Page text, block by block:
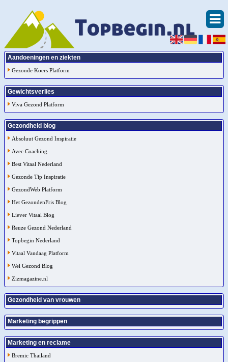
Aandoeningen en ziekten
Gezonde Koers Platform
Gewichtsverlies
Viva Gezond Platform
Gezondheid blog
Absoluut Gezond Inspiratie
Avec Coaching
Best Vitaal Nederland
Gezonde Tip Inspiratie
GezondWeb Platform
Het GezondenFris Blog
Liever Vitaal Blog
Reuze Gezond Nederland
Topbegin Nederland
Vitaal Vandaag Platform
Wel Gezond Blog
Zizmagazine.nl
Gezondheid van vrouwen
Marketing begrippen
Marketing en reclame
Bremic Thailand